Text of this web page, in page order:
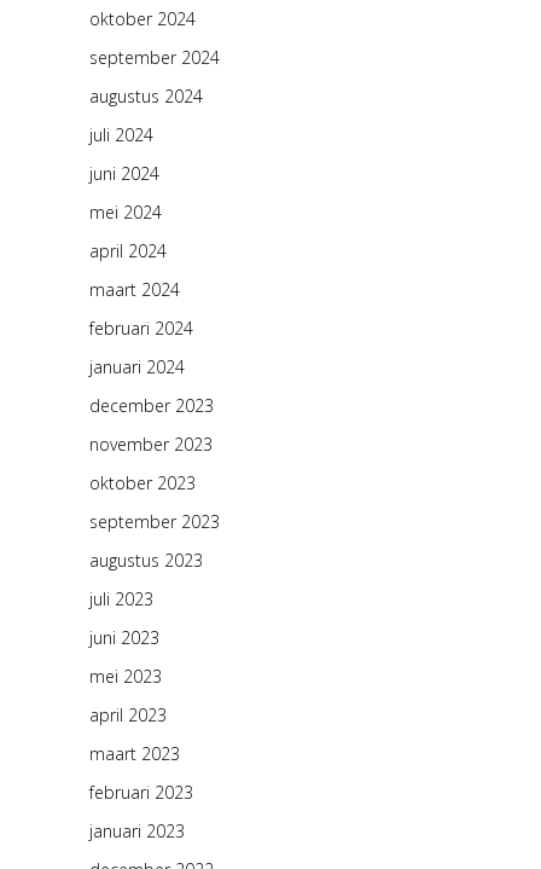
oktober 2024
september 2024
augustus 2024
juli 2024
juni 2024
mei 2024
april 2024
maart 2024
februari 2024
januari 2024
december 2023
november 2023
oktober 2023
september 2023
augustus 2023
juli 2023
juni 2023
mei 2023
april 2023
maart 2023
februari 2023
januari 2023